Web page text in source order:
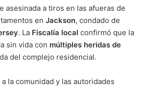
asesinada a tiros en las afueras de
en Jackson, condado de
. La Fiscalía local confirmó que la
sin vida con múltiples heridas de
del complejo residencial.
la comunidad y las autoridades